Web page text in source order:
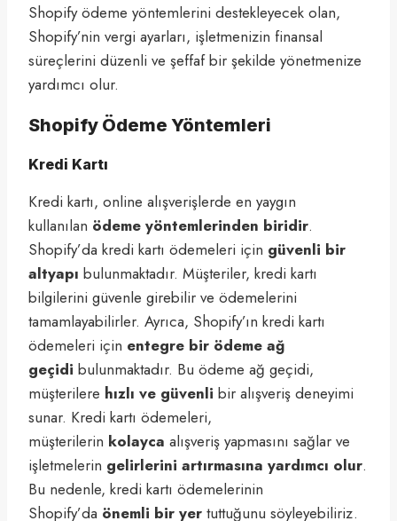
Shopify ödeme yöntemlerini destekleyecek olan,
Shopify’nin vergi ayarları, işletmenizin finansal
süreçlerini düzenli ve şeffaf bir şekilde yönetmenize
yardımcı olur.
Shopify Ödeme Yöntemleri
Kredi Kartı
Kredi kartı, online alışverişlerde en yaygın
kullanılan ödeme yöntemlerinden biridir.
Shopify’da kredi kartı ödemeleri için güvenli bir
altyapı bulunmaktadır. Müşteriler, kredi kartı
bilgilerini güvenle girebilir ve ödemelerini
tamamlayabilirler. Ayrıca, Shopify’ın kredi kartı
ödemeleri için entegre bir ödeme ağ
geçidi bulunmaktadır. Bu ödeme ağ geçidi,
müşterilere hızlı ve güvenli bir alışveriş deneyimi
sunar. Kredi kartı ödemeleri,
müşterilerin kolayca alışveriş yapmasını sağlar ve
işletmelerin gelirlerini artırmasına yardımcı olur.
Bu nedenle, kredi kartı ödemelerinin
Shopify’da önemli bir yer tuttuğunu söyleyebiliriz.